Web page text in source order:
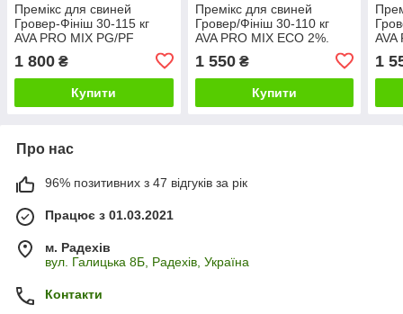
Премікс для свиней
Гровер-Фініш 30-115 кг
AVA PRO MIX PG/PF
1 800 ₴
Купити
Премікс для свиней
Гровер/Фініш 30-110 кг
AVA PRO MIX ECO 2%.
1 550₴
Купити
AVA
1
Про нас
96% позитивних з 47 відгуків за рік
Працює з 01.03.2021
м. Радехів
вул. Галицька 8Б, Радехів, Україна
Контакти